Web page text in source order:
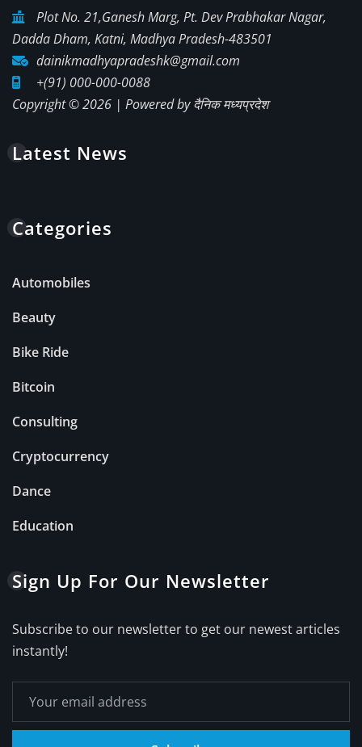
Plot No. 21,Ganesh Marg, Pt. Dev Prabhakar Nagar,
Dadda Dham, Katni, Madhya Pradesh-483501
dainikmadhyapradeshk@gmail.com
+(91) 000-000-0088
Copyright © 2026 | Powered byदैनिक मध्यप्रदेश
Latest News
Categories
Automobiles
Beauty
Bike Ride
Bitcoin
Consulting
Cryptocurrency
Dance
Education
Sign Up For Our Newsletter
Subscribe to our newsletter to get our newest articles
instantly!